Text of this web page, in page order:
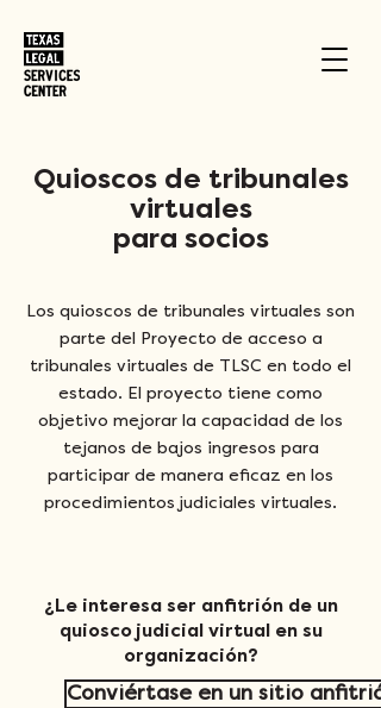
Quioscos de tribunales
virtuales
para socios
Los quioscos de tribunales virtuales son
parte del Proyecto de acceso a
tribunales virtuales de TLSC en todo el
estado. El proyecto tiene como
objetivo mejorar la capacidad de los
tejanos de bajos ingresos para
participar de manera eficaz en los
procedimientos judiciales virtuales.
¿Le interesa ser anfitrión de un
quiosco judicial virtual en su
organización?
Conviértase en un sitio